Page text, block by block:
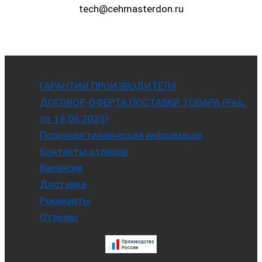
tech@cehmasterdon.ru
ГАРАНТИИ ПРОИЗВОДИТЕЛЯ
ДОГОВОР-ОФЕРТА ПОСТАВКИ ТОВАРА (Ред.
от 18.06.2025)
Полезная техническая информация
Контакты отделов
Вакансии
Доставка
Реквизиты
Отзывы